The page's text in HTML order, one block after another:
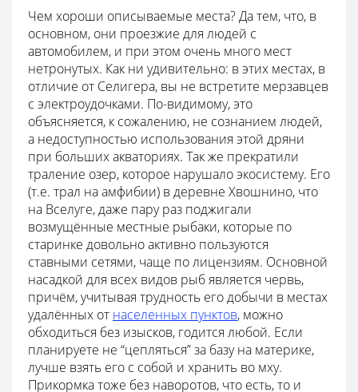
Чем хороши описываемые места? Да тем, что, в
основном, они проезжие для людей с
автомобилем, и при этом очень много мест
нетронутых. Как ни удивительно: в этих местах, в
отличие от Селигера, вы не встретите мерзавцев
с электроудочками. По-видимому, это
объясняется, к сожалению, не сознанием людей,
а недоступностью использования этой дряни
при больших акваториях. Так же прекратили
траление озер, которое нарушало экосистему. Его
(т.е. трал на амфибии) в деревне Хвошнино, что
на Вселуге, даже пару раз поджигали
возмущённые местные рыбаки, которые по
старинке довольно активно пользуются
ставными сетями, чаще по лицензиям. Основной
насадкой для всех видов рыб является червь,
причём, учитывая трудность его добычи в местах
удалённых от населенных пунктов, можно
обходиться без изысков, годится любой. Если
планируете не “цепляться” за базу на материке,
лучше взять его с собой и хранить во мху.
Прикормка тоже без наворотов, что есть, то и